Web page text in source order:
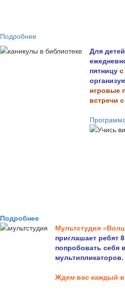
Подробнее
Для
пятницу
игровые
встречи
Подробнее
Мультстудия
приглашает ребят
попробовать себя
мультипликаторов.
Ждем вас каждый